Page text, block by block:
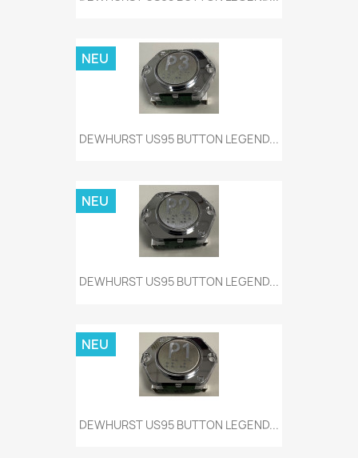
DEWHURST US95 BUTTON LEGEND...
NEU
DEWHURST US95 BUTTON LEGEND...
NEU
DEWHURST US95 BUTTON LEGEND...
NEU